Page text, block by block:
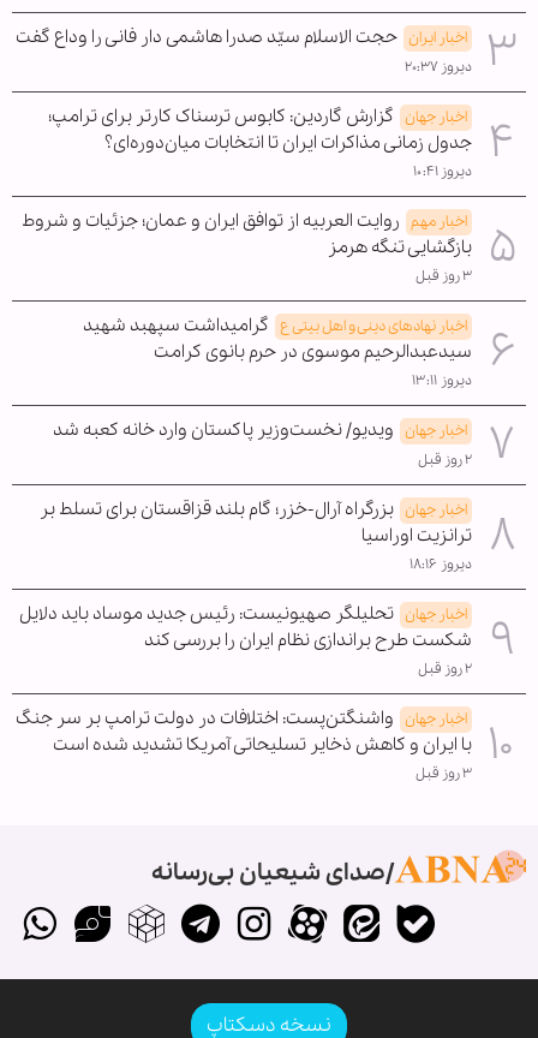
اخبار ایران حجت الاسلام سیّد صدرا هاشمی دار فانی را وداع گفت
دیروز ۲۰:۳۷
اخبار جهان گزارش گاردین: کابوس ترسناک کارتر برای ترامپ؛
جدول زمانی مذاکرات ایران تا انتخابات میان‌دوره‌ای؟
دیروز ۱۰:۴۱
اخبار مهم روایت العربیه از توافق ایران و عمان؛ جزئیات و شروط
بازگشایی تنگه هرمز
۳ روز قبل
اخبار نهادهای دینی و اهل بیتی ع گرامیداشت سپهبد شهید
سیدعبدالرحیم موسوی در حرم بانوی کرامت
دیروز ۱۳:۱۱
اخبار جهان ویدیو/ نخست‌وزیر پاکستان وارد خانه کعبه شد
۲ روز قبل
اخبار جهان بزرگراه آرال-خزر؛ گام بلند قزاقستان برای تسلط بر
ترانزیت اوراسیا
دیروز ۱۸:۱۶
اخبار جهان تحلیلگر صهیونیست: رئیس جدید موساد باید دلایل
شکست طرح براندازی نظام ایران را بررسی کند
۲ روز قبل
اخبار جهان واشنگتن‌پست: اختلافات در دولت ترامپ بر سر جنگ
با ایران و کاهش ذخایر تسلیحاتی آمریکا تشدید شده است
۳ روز قبل
صدای شیعیان بی‌رسانه
نسخه دسکتاپ